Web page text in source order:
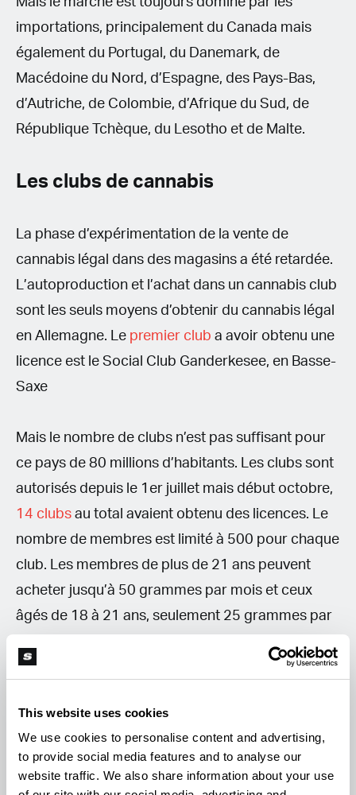
This website uses cookies
We use cookies to personalise content and advertising,
to provide social media features and to analyse our
website traffic. We also share information about your use
importations, principalement du Canada mais
également du Portugal, du Danemark, de
Macédoine du Nord, d’Espagne, des Pays-Bas,
d’Autriche, de Colombie, d’Afrique du Sud, de
République Tchèque, du Lesotho et de Malte.
Les clubs de cannabis
La phase d’expérimentation de la vente de
cannabis légal dans des magasins a été retardée.
L’autoproduction et l’achat dans un cannabis club
sont les seuls moyens d’obtenir du cannabis légal
en Allemagne. Le premier club a avoir obtenu une
licence est le Social Club Ganderkesee, en Basse-
Saxe
Mais le nombre de clubs n’est pas suffisant pour
ce pays de 80 millions d’habitants. Les clubs sont
autorisés depuis le 1er juillet mais début octobre,
14 clubs au total avaient obtenu des licences. Le
nombre de membres est limité à 500 pour chaque
club. Les membres de plus de 21 ans peuvent
acheter jusqu’à 50 grammes par mois et ceux
âgés de 18 à 21 ans, seulement 25 grammes par
certains comme la
, sont assez réticents.
pour trouver des locaux.
« Le marché allemand du cannabis se trouve